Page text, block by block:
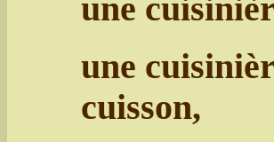
une
une
cuisson,